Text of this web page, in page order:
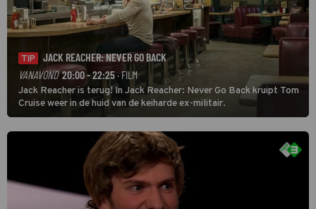
TIP
JACK REACHER: NEVER GO BACK
VANAVOND 20:00 - 22:25 · FILM
Jack Reacher is terug! In Jack Reacher: Never Go Back kruipt Tom
Cruise weer in de huid van de keiharde ex-militair.